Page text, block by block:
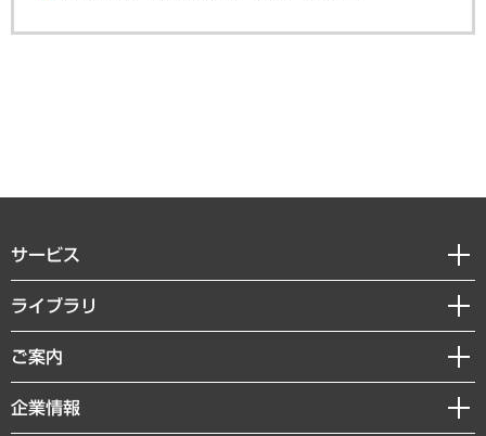
サービス
経営戦略
組織・人事戦略
デジタルイノベーション
ライブラリ
経済調査
レポート
コラム
ご案内
セミナー・イベント情報
MUFGビジネスセミナー
企業情報